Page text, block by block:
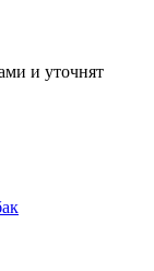
и уточнят